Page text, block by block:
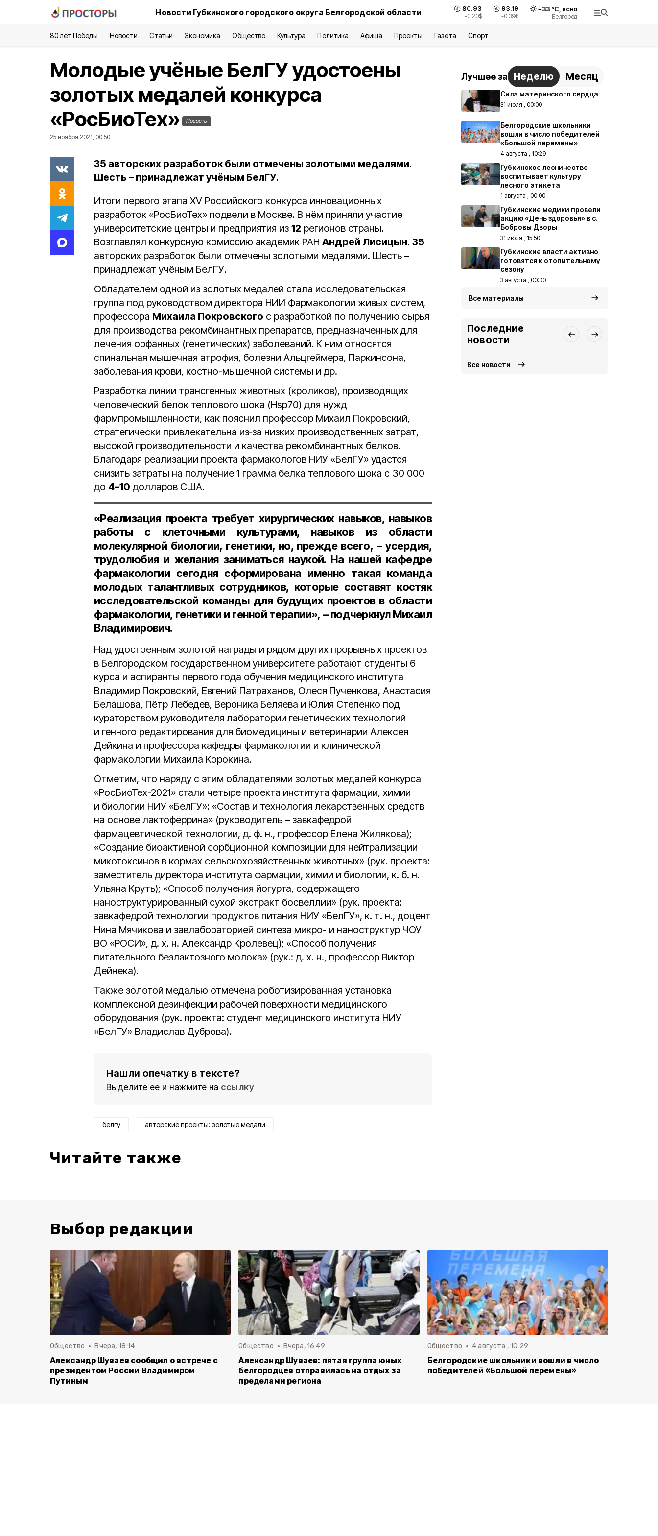
Новости Губкинского городского округа Белгородской области 80.93
-0.20$
93.19
-0.39€
+33 °С, ясно
Белгород
80 лет Победы Новости Статьи Экономика Общество Культура Политика Афиша Проекты Газета Спорт
Молодые учёные БелГУ удостоены
золотых медалей конкурса
«РосБиоТех»
Новость
25 ноября 2021, 00:50
35 авторских разработок были отмечены золотыми медалями.
Шесть – принадлежат учёным БелГУ.
Итоги первого этапа XV Российского конкурса инновационных
разработок «РосБиоТех» подвели в Москве. В нём приняли участие
университетские центры и предприятия из 12 регионов страны.
Возглавлял конкурсную комиссию академик РАН Андрей Лисицын. 35
авторских разработок были отмечены золотыми медалями. Шесть –
принадлежат учёным БелГУ.
Обладателем одной из золотых медалей стала исследовательская
группа под руководством директора НИИ Фармакологии живых систем,
профессора Михаила Покровского с разработкой по получению сырья
для производства рекомбинантных препаратов, предназначенных для
лечения орфанных (генетических) заболеваний. К ним относятся
спинальная мышечная атрофия, болезни Альцгеймера, Паркинсона,
заболевания крови, костно-мышечной системы и др.
Разработка линии трансгенных животных (кроликов), производящих
человеческий белок теплового шока (Hsp70) для нужд
фармпромышленности, как пояснил профессор Михаил Покровский,
стратегически привлекательна из‑за низких производственных затрат,
высокой производительности и качества рекомбинантных белков.
Благодаря реализации проекта фармакологов НИУ «БелГУ» удастся
снизить затраты на получение 1 грамма белка теплового шока с 30 000
до 4–10 долларов США.
«Реализация проекта требует хирургических навыков, навыков
работы с клеточными культурами, навыков из области
молекулярной биологии, генетики, но, прежде всего, – усердия,
трудолюбия и желания заниматься наукой. На нашей кафедре
фармакологии сегодня сформирована именно такая команда
молодых талантливых сотрудников, которые составят костяк
исследовательской команды для будущих проектов в области
фармакологии, генетики и генной терапии», – подчеркнул Михаил
Владимирович.
Над удостоенным золотой награды и рядом других прорывных проектов
в Белгородском государственном университете работают студенты 6
курса и аспиранты первого года обучения медицинского института
Владимир Покровский, Евгений Патраханов, Олеся Пученкова, Анастасия
Белашова, Пётр Лебедев, Вероника Беляева и Юлия Степенко под
кураторством руководителя лаборатории генетических технологий
и генного редактирования для биомедицины и ветеринарии Алексея
Дейкина и профессора кафедры фармакологии и клинической
фармакологии Михаила Корокина.
Отметим, что наряду с этим обладателями золотых медалей конкурса
«РосБиоТех-2021» стали четыре проекта института фармации, химии
и биологии НИУ «БелГУ»: «Состав и технология лекарственных средств
на основе лактоферрина» (руководитель – завкафедрой
фармацевтической технологии, д. ф. н., профессор Елена Жилякова);
«Создание биоактивной сорбционной композиции для нейтрализации
микотоксинов в кормах сельскохозяйственных животных» (рук. проекта:
заместитель директора института фармации, химии и биологии, к. б. н.
Ульяна Круть); «Способ получения йогурта, содержащего
наноструктурированный сухой экстракт босвеллии» (рук. проекта:
завкафедрой технологии продуктов питания НИУ «БелГУ», к. т. н., доцент
Нина Мячикова и завлабораторией синтеза микро- и наноструктур ЧОУ
ВО «РОСИ», д. х. н. Александр Кролевец); «Способ получения
питательного безлактозного молока» (рук.: д. х. н., профессор Виктор
Дейнека).
Также золотой медалью отмечена роботизированная установка
комплексной дезинфекции рабочей поверхности медицинского
оборудования (рук. проекта: студент медицинского института НИУ
«БелГУ» Владислав Дуброва).
Нашли опечатку в тексте?
Выделите ее и нажмите на ссылку
белгу авторские проекты: золотые медали
Читайте также
Лучшее за Неделю Месяц
Сила материнского сердца
31 июля , 00:00
Белгородские школьники
вошли в число победителей
«Большой перемены»
4 августа , 10:29
Губкинское лесничество
воспитывает культуру
лесного этикета
1 августа , 00:00
Губкинские медики провели
акцию «День здоровья» в с.
Бобровы Дворы
31 июля , 15:50
Губкинские власти активно
готовятся к отопительному
сезону
3 августа , 00:00
Все материалы
Последние
новости
Все новости
Выбор редакции
Общество Вчера, 18:14
Александр Шуваев сообщил о встрече с
президентом России Владимиром
Путиным
Общество Вчера, 16:49
Александр Шуваев: пятая группа юных
белгородцев отправилась на отдых за
пределами региона
Общество 4 августа , 10:29
Белгородские школьники вошли в число
победителей «Большой перемены»